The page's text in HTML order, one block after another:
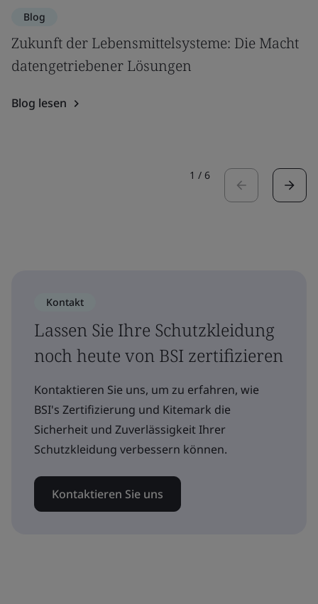
Blog
Zukunft der Lebensmittelsysteme: Die Macht
datengetriebener Lösungen
Blog lesen
1 / 6
Kontakt
Lassen Sie Ihre Schutzkleidung
noch heute von BSI zertifizieren
Kontaktieren Sie uns, um zu erfahren, wie
BSI's Zertifizierung und Kitemark die
Sicherheit und Zuverlässigkeit Ihrer
Schutzkleidung verbessern können.
Kontaktieren Sie uns